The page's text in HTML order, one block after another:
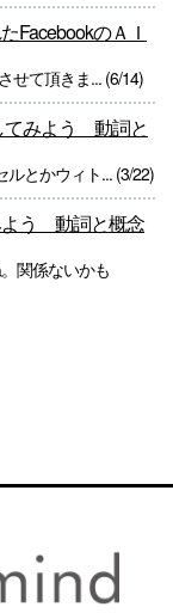
FacebookのＡＩ
せて頂きま... (6/14)
てみよう 動詞と
とかウィト... (3/22)
よう 動詞と概念
関係ないかも